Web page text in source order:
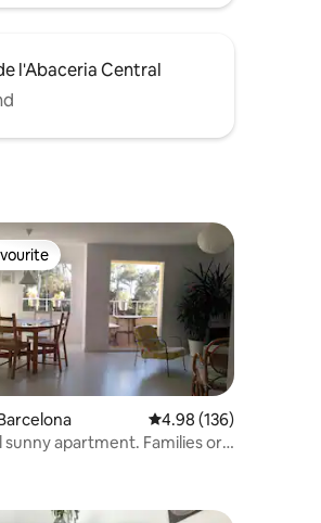
l'Abaceria Central
209 reviews
4.98 out of 5 average
4.98 (136)
sunny apartment. Families or